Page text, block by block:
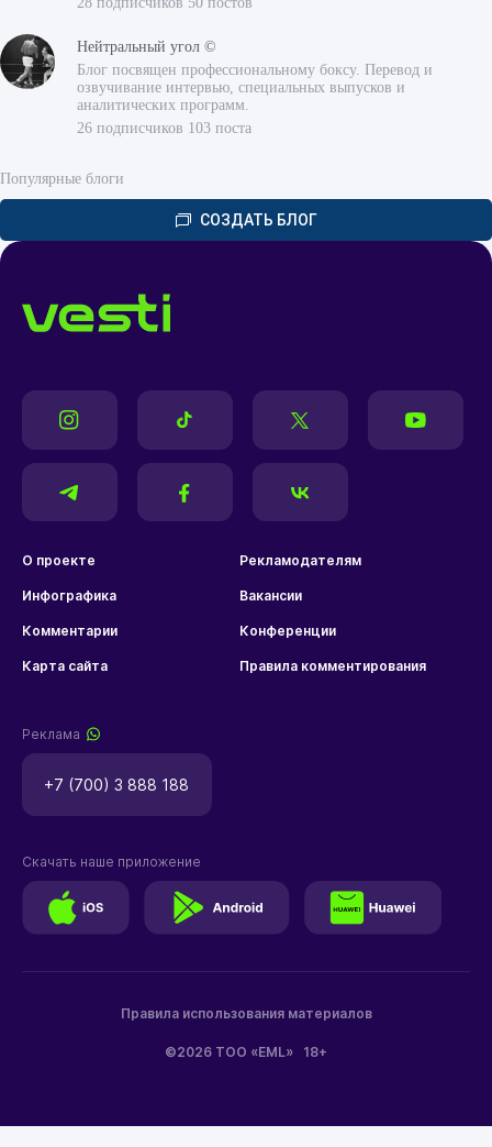
Нейтральный угол ©
Блог посвящен профессиональному боксу. Перевод и
озвучивание интервью, специальных выпусков и
аналитических программ.
26 подписчиков 103 поста
Популярные блоги
СОЗДАТЬ БЛОГ
О проекте Рекламодателям
Инфографика Вакансии
Комментарии Конференции
Карта сайта Правила комментирования
Реклама
+7 (700) 3 888 188
©2026 ТОО «EML» 18+
Правила использования материалов
Скачать наше приложение